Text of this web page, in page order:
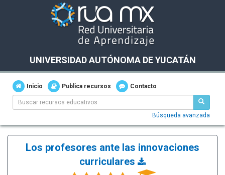
UNIVERSIDAD AUTÓNOMA DE YUCATÁN
Inicio Publica recursos Contacto
Búsqueda avanzada
Los profesores ante las innovaciones
curriculares